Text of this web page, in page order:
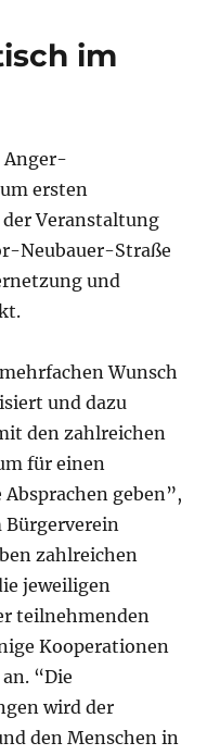
im
Anger-
ersten
Veranstaltung
Neubauer-Straße
und
Wunsch
und dazu
den zahlreichen
für einen
geben”,
Bürgerverein
zahlreichen
jeweiligen
teilnehmenden
Kooperationen
“Die
wird der
den Menschen in